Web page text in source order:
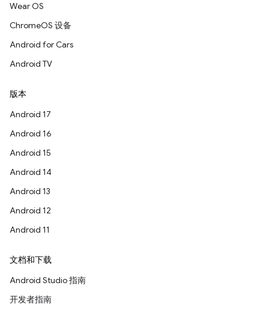
Wear OS
ChromeOS 设备
Android for Cars
Android TV
版本
Android 17
Android 16
Android 15
Android 14
Android 13
Android 12
Android 11
文档和下载
Android Studio 指南
开发者指南